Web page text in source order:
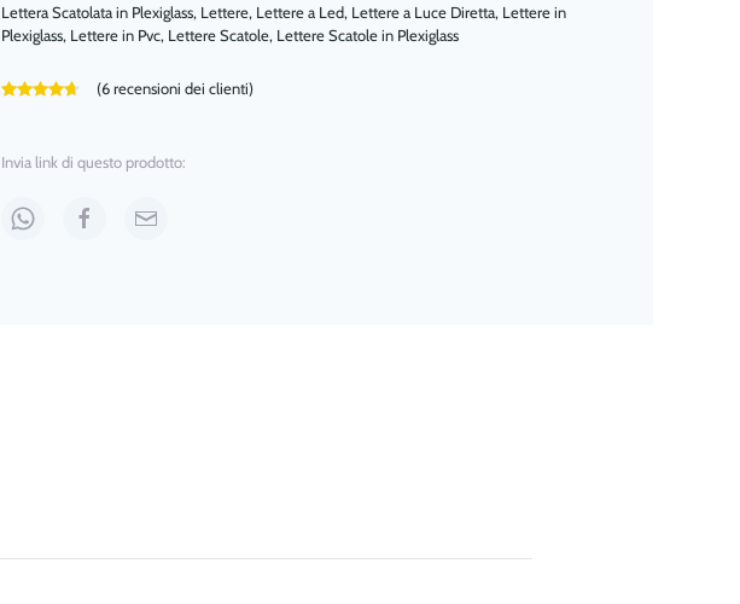
Lettera Scatolata in Plexiglass, Lettere, Lettere a Led, Lettere a Luce Diretta, Lettere in
Plexiglass, Lettere in Pvc, Lettere Scatole, Lettere Scatole in Plexiglass
Valutato4.67su 5 su base di
(6recensioni dei clienti)
Invia link di questo prodotto: